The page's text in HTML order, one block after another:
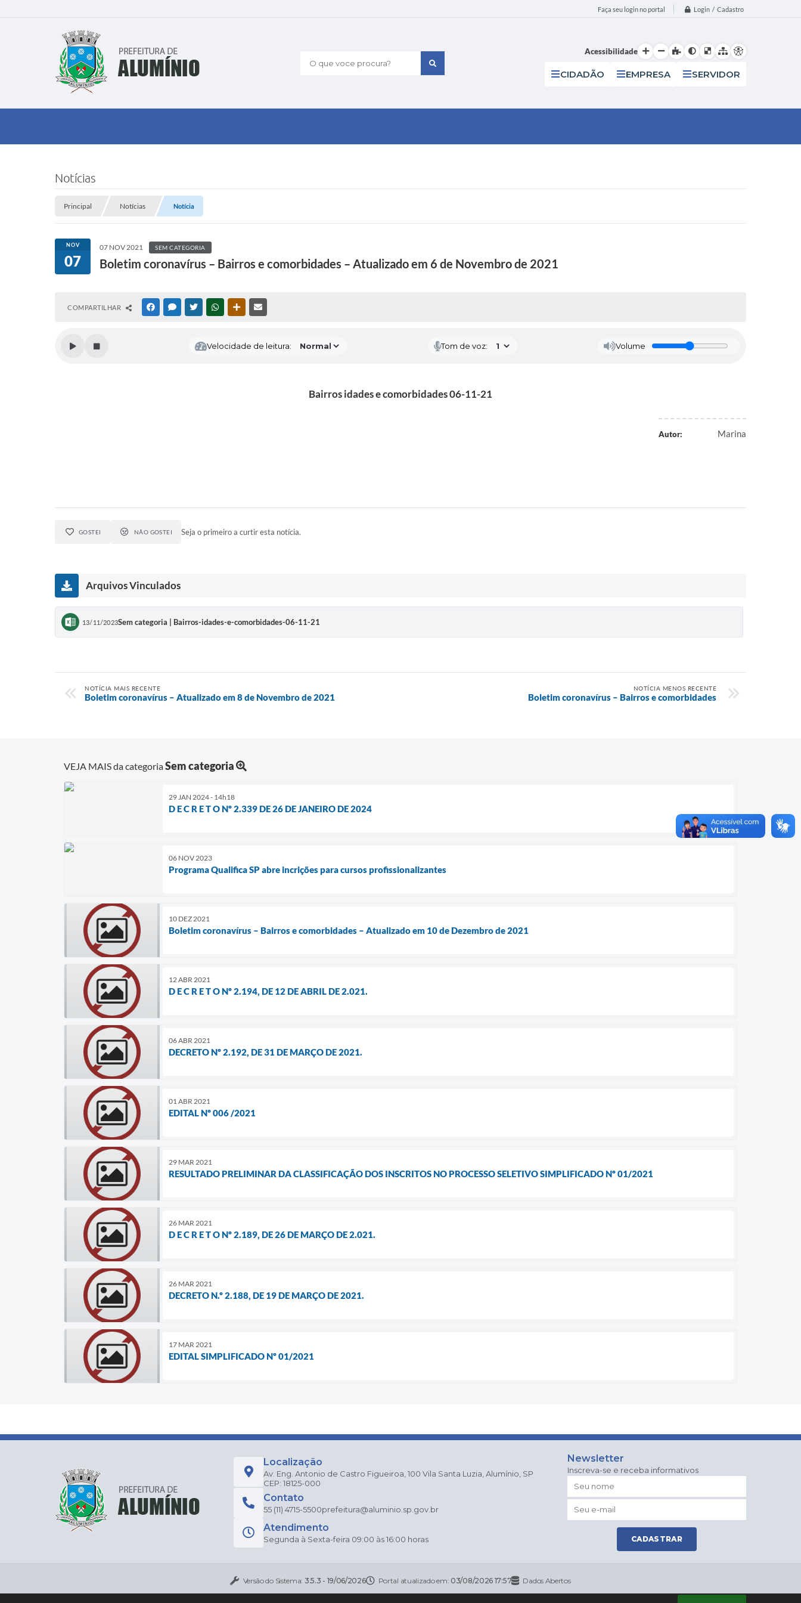
Faça seu login no portal Login / Cadastro
O que voce procura?
Acessibilidade
CIDADÃO EMPRESA SERVIDOR
Notícias
Principal Notícias Notícia
NOV
07
07 NOV 2021 SEM CATEGORIA
Boletim coronavírus – Bairros e comorbidades – Atualizado em 6 de Novembro de 2021
COMPARTILHAR FACEBOOKMESSENGER
TWITTERWHATSAPPOUTRAS MÍDIAS
Velocidade de leitura: Tom de voz: Volume
Bairros idades e comorbidades 06-11-21
Autor: Marina
GOSTEI NÃO GOSTEI Seja o primeiro a curtir esta notícia.
Arquivos Vinculados
13/11/2023Sem categoria | Bairros-idades-e-comorbidades-06-11-21
NOTÍCIA MAIS RECENTE
Boletim coronavírus – Atualizado em 8 de Novembro de 2021
NOTÍCIA MENOS RECENTE
Boletim coronavírus – Bairros e comorbidades
VEJA MAIS da categoriaSem categoria
29 JAN 2024 - 14h18
D E C R E T O Nº 2.339 DE 26 DE JANEIRO DE 2024
06 NOV 2023
Programa Qualifica SP abre incrições para cursos profissionalizantes
10 DEZ 2021
Boletim coronavírus – Bairros e comorbidades – Atualizado em 10 de Dezembro de 2021
12 ABR 2021
D E C R E T O Nº 2.194, DE 12 DE ABRIL DE 2.021.
06 ABR 2021
DECRETO Nº 2.192, DE 31 DE MARÇO DE 2021.
01 ABR 2021
EDITAL Nº 006 /2021
29 MAR 2021
RESULTADO PRELIMINAR DA CLASSIFICAÇÃO DOS INSCRITOS NO PROCESSO SELETIVO SIMPLIFICADO Nº 01/2021
26 MAR 2021
D E C R E T O Nº 2.189, DE 26 DE MARÇO DE 2.021.
26 MAR 2021
DECRETO N.º 2.188, DE 19 DE MARÇO DE 2021.
17 MAR 2021
EDITAL SIMPLIFICADO Nº 01/2021
Localização
Av. Eng. Antonio de Castro Figueiroa, 100 Vila Santa Luzia, Alumínio, SP
CEP: 18125-000
Contato
55 (11) 4715-5500prefeitura@aluminio.sp.gov.br
Atendimento
Segunda à Sexta-feira 09:00 às 16:00 horas
Newsletter
Inscreva-se e receba informativos
CADASTRAR
Versão do Sistema: 3.5.3 - 19/06/2026 Portal atualizado em: 03/08/2026 17:57 Dados Abertos